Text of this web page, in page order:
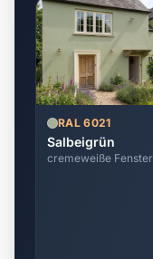
RAL 6021
Salbeigrün
cremeweiße Fenster